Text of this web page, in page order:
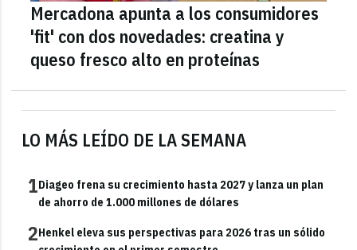
LO MÁS LEÍDO DE LA SEMANA
1Diageo frena su crecimiento hasta 2027 y lanza un plan
de ahorro de 1.000 millones de dólares
2Henkel eleva sus perspectivas para 2026 tras un sólido
Mercadona apunta a los consumidores
'fit' con dos novedades: creatina y
queso fresco alto en proteínas